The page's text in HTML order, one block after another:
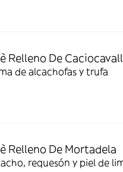
Relleno De
de alcachofas y trufa
Relleno De Mortadela
requesón y piel de